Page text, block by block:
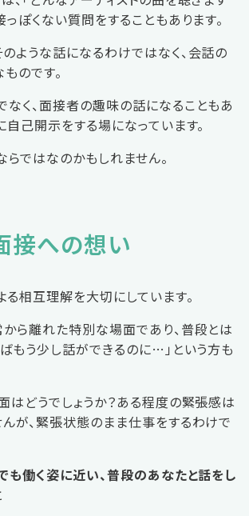
っぽくない質問をすることもあります。
ような話になるわけではなく、会話の
のです。
く、面接者の趣味の話になることもあ
自己開示をする場になっています。
ではなのかもしれません。
接への想い
相互理解を大切にしています。
ら離れた特別な場面であり、普段とは
もう少し話ができるのに…」という方も
はどうでしょうか？ある程度の緊張感は
が、緊張状態のまま仕事をするわけで
も働く姿に近い、普段のあなたと話をし